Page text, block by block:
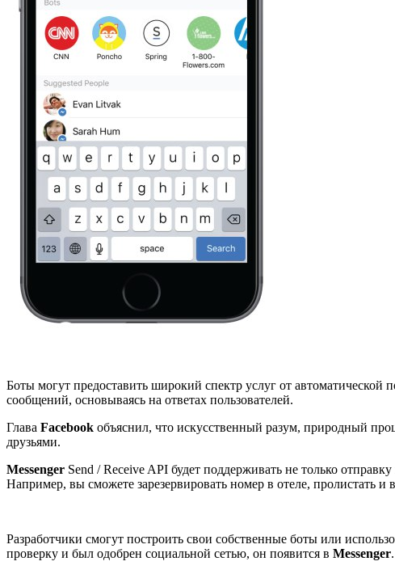
Боты могут предоставить широкий спектр услуг от
сообщений, основываясь на ответах пользователей.
Глава Facebook объяснил, что искусственный разум, природный
друзьями.
Messenger Send / Receive API будет поддерживать не только
Например, вы сможете зарезервировать номер в отеле, пролистать и
Разработчики смогут построить свои собственные боты или
проверку и был одобрен социальной сетью, он появится в Messenger.